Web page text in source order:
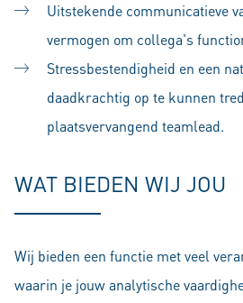
Uitstekende communicatieve
vermogen om collega's
Stressbestendigheid en een
daadkrachtig op te kunnen
plaatsvervangend teamlead.
WAT BIEDEN WIJ JOU
Wij bieden een functie met veel
waarin je jouw analytische